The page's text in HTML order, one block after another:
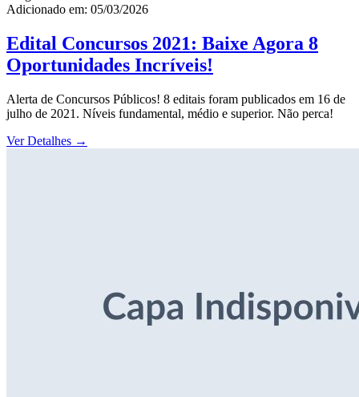
Adicionado em: 05/03/2026
Edital Concursos 2021: Baixe Agora 8
Oportunidades Incríveis!
Alerta de Concursos Públicos! 8 editais foram publicados em 16 de
julho de 2021. Níveis fundamental, médio e superior. Não perca!
Ver Detalhes →